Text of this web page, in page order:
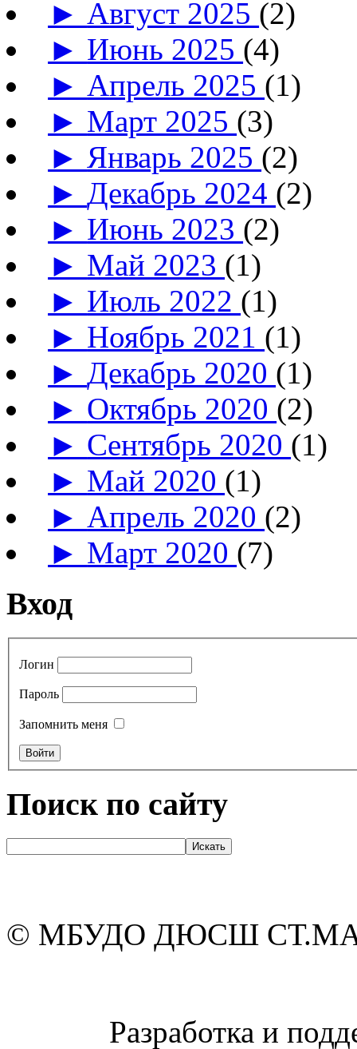
► Август 2025 (2)
► Июнь 2025 (4)
► Апрель 2025 (1)
► Март 2025 (3)
► Январь 2025 (2)
► Декабрь 2024 (2)
► Июнь 2023 (2)
► Май 2023 (1)
► Июль 2022 (1)
► Ноябрь 2021 (1)
► Декабрь 2020 (1)
► Октябрь 2020 (2)
► Сентябрь 2020 (1)
► Май 2020 (1)
► Апрель 2020 (2)
► Март 2020 (7)
Вход
Логин
Пароль
Запомнить меня
Поиск по сайту
© МБУДО ДЮСШ
Разработка и